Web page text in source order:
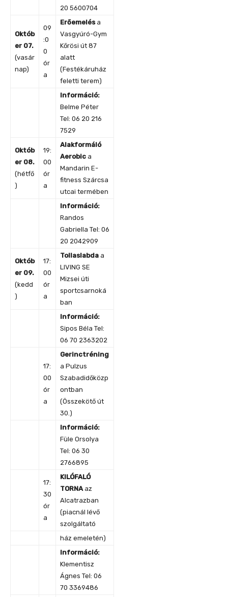
20 5600704
Októb
er 07.
(vasár
nap)
09
:0
0
ór
a
Erőemelésa
Vasgyúró-Gym
Kőrösi út 87
alatt
(Festékáruház
feletti terem)
Információ:
Belme Péter
Tel: 06 20 216
7529
Októb
er 08.
(hétfő
)
19:
00
ór
a
Alakformáló
Aerobic a
Mandarin E-
fitness Szárcsa
utcai termében
Információ:
Randos
Gabriella Tel: 06
20 2042909
Októb
er 09.
(kedd
)
17:
00
ór
a
Tollaslabda a
LIVING SE
Mizsei úti
sportcsarnoká
ban
Információ:
Sipos Béla Tel:
06 70 2363202
17:
00
ór
a
Gerinctréning
a Pulzus
Szabadidőközp
ontban
(Összekötő út
30.)
Információ:
Füle Orsolya
Tel: 06 30
2766895
17:
30
ór
a
KILÓFALÓ
TORNA az
Alcatrazban
(piacnál lévő
szolgáltató
ház emeletén)
Információ:
Klementisz
Ágnes Tel: 06
70 3369486